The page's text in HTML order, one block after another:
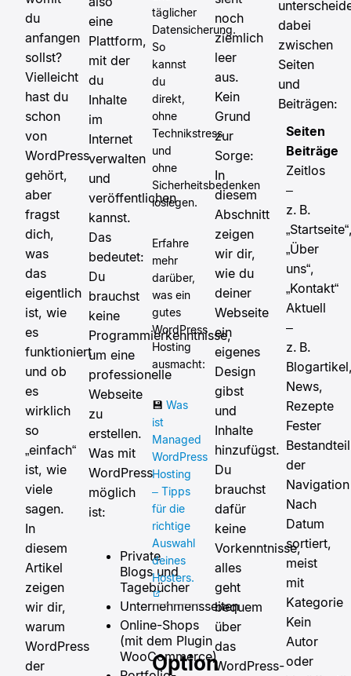
du
anfangen
sollst?
Vielleicht
hast du
schon
von
WordPress
gehört,
aber
fragst
dich,
was
das
eigentlich
ist, wie
es
funktioniert
und ob
es
wirklich
so
„einfach“
ist, wie
viele
sagen.
In
diesem
Artikel
zeigen
wir dir,
warum
WordPress
der
eine
Plattform,
mit der
du
Inhalte
im
Internet
verwalten
und
veröffentlichen
kannst.
Das
bedeutet:
Du
brauchst
keine
Programmierkenntnisse,
um eine
professionelle
Webseite
zu
erstellen.
Was mit
WordPress
möglich
ist:
Private
Blogs und
Tagebücher
Unternehmensseiten
Online-Shops
(mit dem Plugin
WooCommerce)
täglicher
Datensicherung.
So
kannst
du
direkt,
ohne
Technikstress
und
ohne
Sicherheitsbedenken
loslegen.
Erfahre
mehr
darüber,
was ein
gutes
WordPress
Hosting
ausmacht:
💾 Was
ist
Managed
WordPress
Hosting
– Tipps
für die
richtige
Auswahl
deines
Hosters.
Option
noch
ziemlich
leer
aus.
Kein
Grund
zur
Sorge:
In
diesem
Abschnitt
zeigen
wir dir,
wie du
deiner
Webseite
ein
eigenes
Design
gibst
und
Inhalte
hinzufügst.
Du
brauchst
dafür
keine
Vorkenntnisse,
alles
geht
bequem
über
das
WordPress-
dabei
zwischen
Seiten
und
Beiträgen:
Seiten
Beiträge
Zeitlos
–
z. B.
„Über
uns“,
„Kontakt“
Aktuell
–
z. B.
News,
Rezepte
Fester
Bestandteil
der
Navigation
Nach
Datum
sortiert,
meist
mit
Kategorie
Kein
Autor
oder